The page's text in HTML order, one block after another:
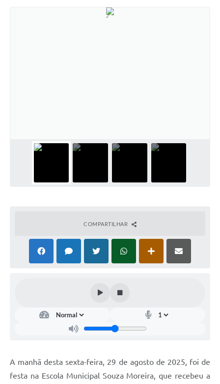
COMPARTILHAR
A manhã desta sexta-feira, 29 de agosto de 2025, foi de
festa na Escola Municipal Souza Moreira, que recebeu a